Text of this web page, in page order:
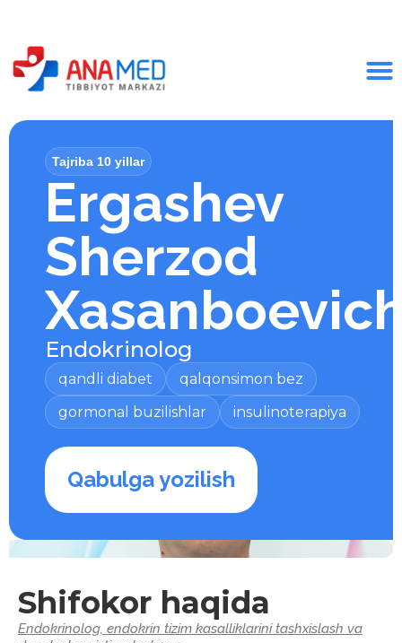
Tajriba 10 yillar
Ergashev
Sherzod
Endokrinolog
qandli diabet
qalqonsimon bez
gormonal buzilishlar
insulinoterapiya
Qabulga yozilish
Shifokor haqida
Endokrinolog, endokrin tizim kasalliklarini tashxislash va